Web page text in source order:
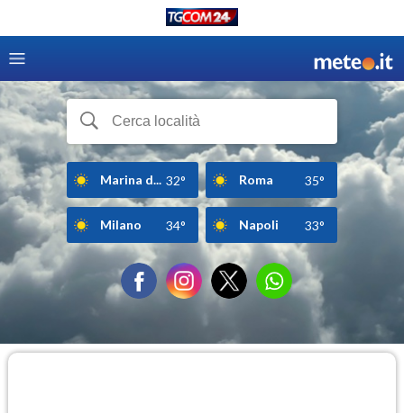
Marina d... 32° Roma 35°
Milano 34° Napoli 33°